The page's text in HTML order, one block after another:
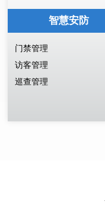
智慧安防
门禁管理
访客管理
巡查管理